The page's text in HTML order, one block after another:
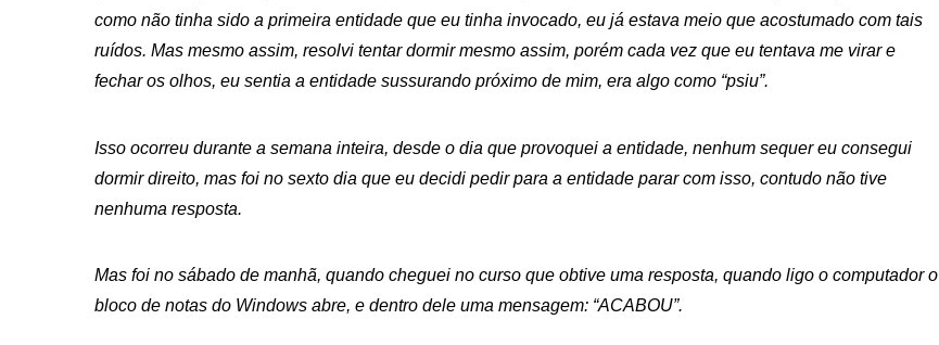
como não tinha sido a primeira entidade que eu tinha invocado, eu já estava meio que acostumado com tais
ruídos. Mas mesmo assim, resolvi tentar dormir mesmo assim, porém cada vez que eu tentava me virar e
fechar os olhos, eu sentia a entidade sussurando próximo de mim, era algo como “psiu”.
Isso ocorreu durante a semana inteira, desde o dia que provoquei a entidade, nenhum sequer eu consegui
dormir direito, mas foi no sexto dia que eu decidi pedir para a entidade parar com isso, contudo não tive
nenhuma resposta.
Mas foi no sábado de manhã, quando cheguei no curso que obtive uma resposta, quando ligo o computador o
bloco de notas do Windows abre, e dentro dele uma mensagem: “ACABOU”.